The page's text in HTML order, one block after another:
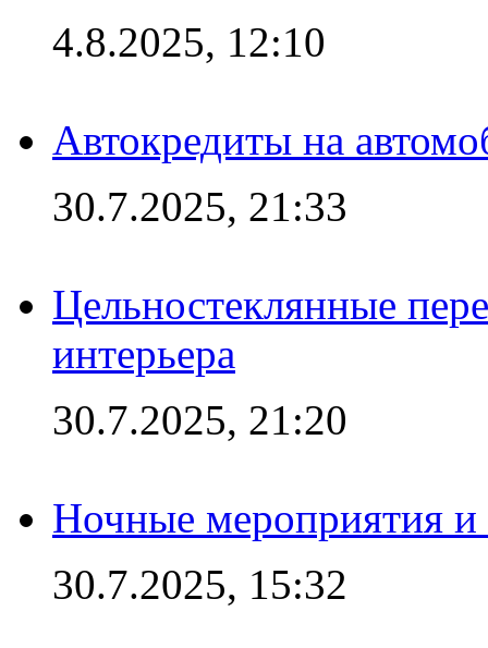
4.8.2025, 12:10
Автокредиты на
30.7.2025, 21:33
Цельностеклянные
интерьера
30.7.2025, 21:20
Ночные мероприятия и
30.7.2025, 15:32